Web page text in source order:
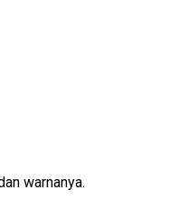
warnanya.